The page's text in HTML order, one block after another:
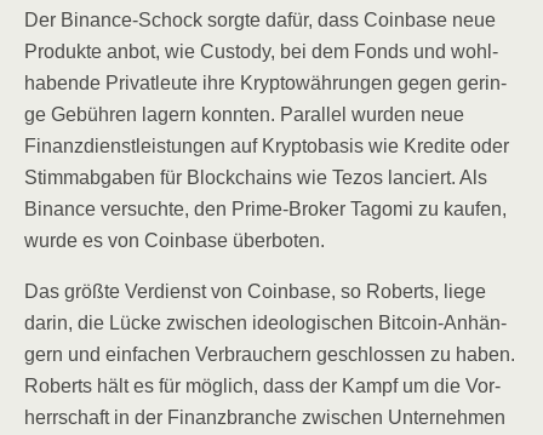
Der Binan­ce-Schock sorg­te dafür, dass Coin­ba­se neue
Pro­duk­te anbot, wie Cus­t­ody, bei dem Fonds und wohl­
ha­ben­de Pri­vat­leu­te ihre Kryp­to­wäh­run­gen gegen gerin­
ge Gebüh­ren lagern konn­ten. Par­al­lel wur­den neue
Finanz­dienst­leis­tun­gen auf Kryp­to­ba­sis wie Kre­di­te oder
Stimm­ab­ga­ben für Block­chains wie Tezos lan­ciert. Als
Binan­ce ver­such­te, den Prime-Bro­ker Tago­mi zu kau­fen,
wur­de es von Coin­ba­se überboten.
Das größ­te Ver­dienst von Coin­ba­se, so Roberts, lie­ge
dar­in, die Lücke zwi­schen ideo­lo­gi­schen Bit­co­in-Anhän­
gern und ein­fa­chen Ver­brau­chern geschlos­sen zu haben.
Roberts hält es für mög­lich, dass der Kampf um die Vor­
herr­schaft in der Finanz­bran­che zwi­schen Unter­neh­men